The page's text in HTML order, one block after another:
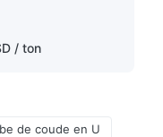
/ ton
de coude en U